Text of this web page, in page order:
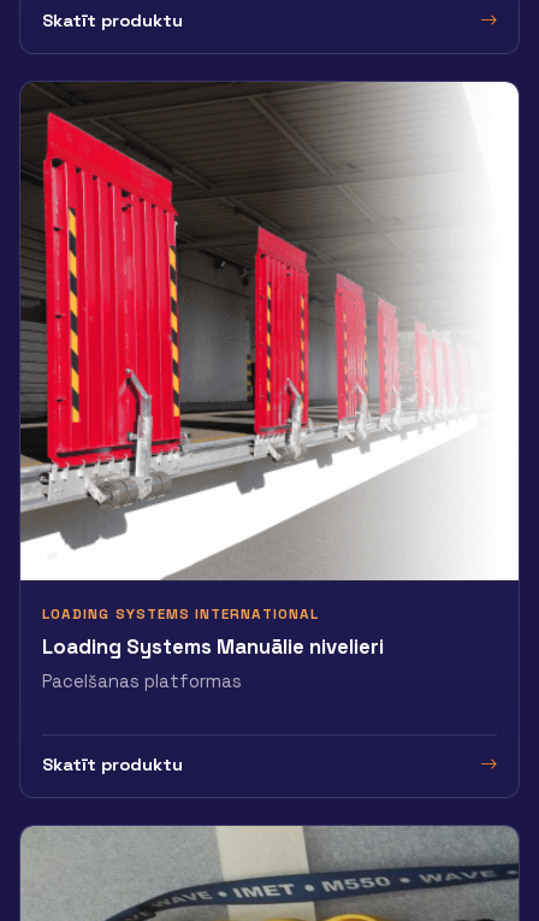
Skatīt produktu
LOADING SYSTEMS INTERNATIONAL
Loading Systems Manuālie nivelieri
Pacelšanas platformas
Skatīt produktu